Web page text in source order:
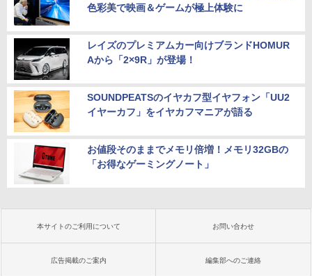
色彩美で映画＆ゲームが極上体験に
レイズのプレミアムカー向けブランドHOMUR
Aから「2×9R」が登場！
SOUNDPEATSのイヤカフ型イヤフォン「UU2
イヤーカフ」をイヤカフマニアが語る
お値段そのままでメモリ倍増！メモリ32GBの
「お得なゲーミングノート」
本サイトのご利用について お問い合わせ
広告掲載のご案内 編集部へのご連絡